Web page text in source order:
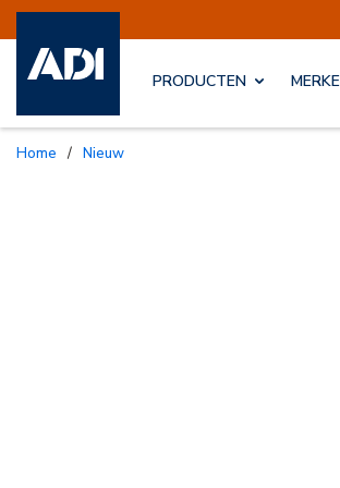
PRODUCTEN
Home / Nieuw